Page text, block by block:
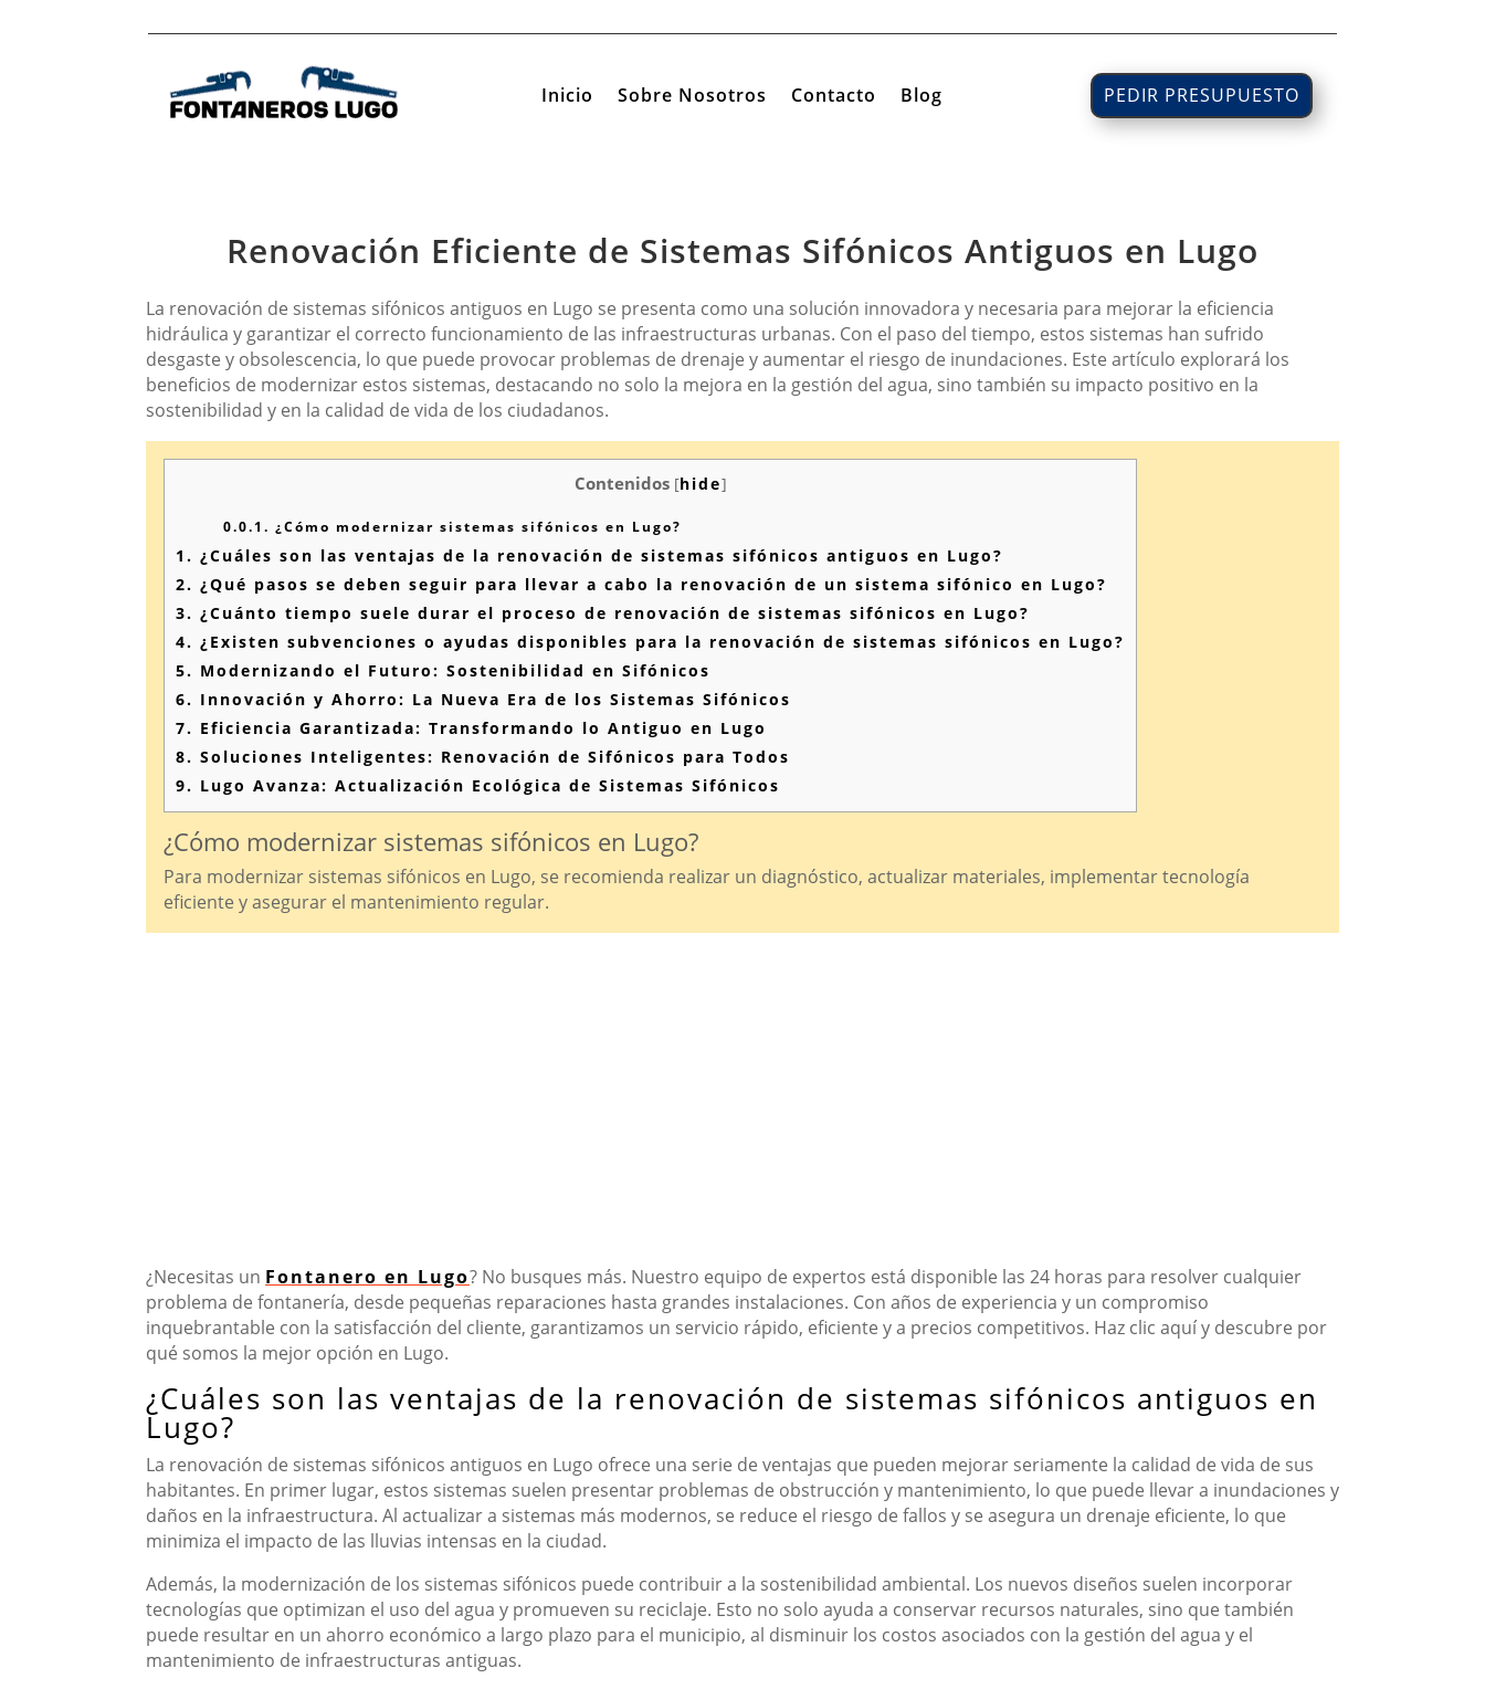
Inicio Sobre Nosotros Contacto Blog PEDIR PRESUPUESTO
Renovación Eficiente de Sistemas Sifónicos Antiguos en Lugo
La renovación de sistemas sifónicos antiguos en Lugo se presenta como una solución innovadora y necesaria para mejorar la eficiencia
hidráulica y garantizar el correcto funcionamiento de las infraestructuras urbanas. Con el paso del tiempo, estos sistemas han sufrido
desgaste y obsolescencia, lo que puede provocar problemas de drenaje y aumentar el riesgo de inundaciones. Este artículo explorará los
beneficios de modernizar estos sistemas, destacando no solo la mejora en la gestión del agua, sino también su impacto positivo en la
sostenibilidad y en la calidad de vida de los ciudadanos.
Contenidos [hide]
0.0.1. ¿Cómo modernizar sistemas sifónicos en Lugo?
1. ¿Cuáles son las ventajas de la renovación de sistemas sifónicos antiguos en Lugo?
2. ¿Qué pasos se deben seguir para llevar a cabo la renovación de un sistema sifónico en Lugo?
3. ¿Cuánto tiempo suele durar el proceso de renovación de sistemas sifónicos en Lugo?
4. ¿Existen subvenciones o ayudas disponibles para la renovación de sistemas sifónicos en Lugo?
5. Modernizando el Futuro: Sostenibilidad en Sifónicos
6. Innovación y Ahorro: La Nueva Era de los Sistemas Sifónicos
7. Eficiencia Garantizada: Transformando lo Antiguo en Lugo
8. Soluciones Inteligentes: Renovación de Sifónicos para Todos
9. Lugo Avanza: Actualización Ecológica de Sistemas Sifónicos
¿Cómo modernizar sistemas sifónicos en Lugo?
Para modernizar sistemas sifónicos en Lugo, se recomienda realizar un diagnóstico, actualizar materiales, implementar tecnología
eficiente y asegurar el mantenimiento regular.
¿Necesitas un Fontanero en Lugo? No busques más. Nuestro equipo de expertos está disponible las 24 horas para resolver cualquier
problema de fontanería, desde pequeñas reparaciones hasta grandes instalaciones. Con años de experiencia y un compromiso
inquebrantable con la satisfacción del cliente, garantizamos un servicio rápido, eficiente y a precios competitivos. Haz clic aquí y descubre por
qué somos la mejor opción en Lugo.
¿Cuáles son las ventajas de la renovación de sistemas sifónicos antiguos en
Lugo?
La renovación de sistemas sifónicos antiguos en Lugo ofrece una serie de ventajas que pueden mejorar seriamente la calidad de vida de sus
habitantes. En primer lugar, estos sistemas suelen presentar problemas de obstrucción y mantenimiento, lo que puede llevar a inundaciones y
daños en la infraestructura. Al actualizar a sistemas más modernos, se reduce el riesgo de fallos y se asegura un drenaje eficiente, lo que
minimiza el impacto de las lluvias intensas en la ciudad.
Además, la modernización de los sistemas sifónicos puede contribuir a la sostenibilidad ambiental. Los nuevos diseños suelen incorporar
tecnologías que optimizan el uso del agua y promueven su reciclaje. Esto no solo ayuda a conservar recursos naturales, sino que también
puede resultar en un ahorro económico a largo plazo para el municipio, al disminuir los costos asociados con la gestión del agua y el
mantenimiento de infraestructuras antiguas.